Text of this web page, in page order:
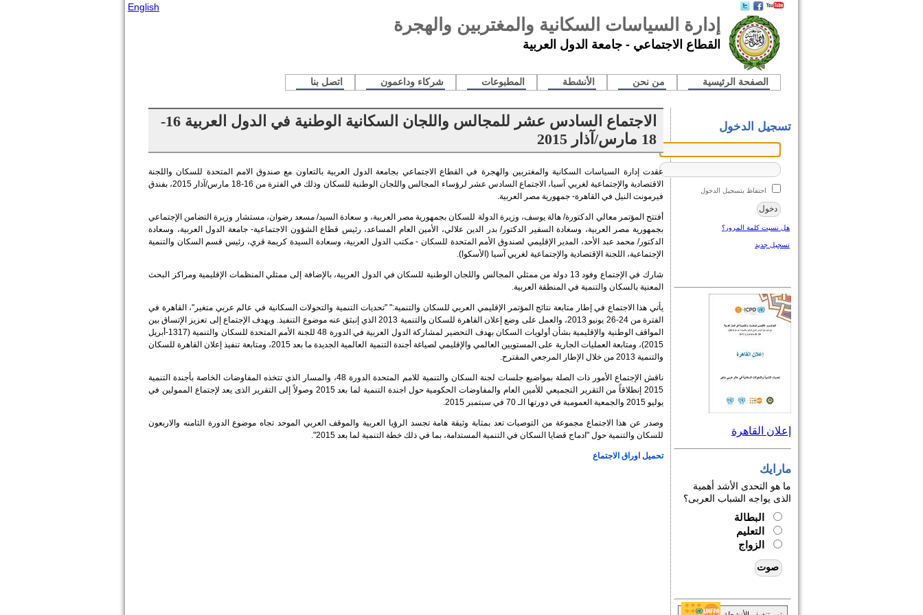
English
إدارة السياسات السكانية والمغتربين والهجرة
القطاع الاجتماعي - جامعة الدول العربية
الصفحة الرئيسية من نحن الأنشطة المطبوعات شركاء وداعمون اتصل بنا
تسجيل الدخول
احتفاظ بتسجيل الدخول
هل نسيت كلمة المرور؟
تسجيل جديد
إعلان القاهرة
مارايك
ما هو التحدى الأشد أهمية
الذى يواجه الشباب العربى؟
البطالة
التعليم
الزواج
الاجتماع السادس عشر للمجالس واللجان السكانية الوطنية في الدول العربية 16-
18 مارس/آذار 2015
عقدت إدارة السياسات السكانية والمغتربين والهجرة في القطاع الاجتماعي بجامعة الدول العربية بالتعاون مع صندوق الامم المتحدة للسكان واللجنة
الاقتصادية والإجتماعية لغربي آسيا، الاجتماع السادس عشر لرؤساء المجالس واللجان الوطنية للسكان وذلك في الفترة من 16-18 مارس/آذار 2015، بفندق
فيرمونت النيل في القاهرة- جمهورية مصر العربية.
أفتتح المؤتمر معالي الدكتورة/ هالة يوسف، وزيرة الدولة للسكان بجمهورية مصر العربية، و سعادة السيد/ مسعد رضوان، مستشار وزيرة التضامن الإجتماعي
بجمهورية مصر العربية، وسعادة السفير الدكتور/ بدر الدين علالي، الأمين العام المساعد، رئيس قطاع الشؤون الاجتماعية- جامعة الدول العربية، وسعادة
الدكتور/ محمد عبد الأحد، المدير الإقليمي لصندوق الأمم المتحدة للسكان - مكتب الدول العربية، وسعادة السيدة كريمة قري، رئيس قسم السكان والتنمية
الإجتماعية، اللجنة الإقتصادية والإجتماعية لغربي آسيا (الأسكوا).
شارك في الإجتماع وفود 13 دولة من ممثلي المجالس واللجان الوطنية للسكان في الدول العربية، بالإضافة إلى ممثلي المنظمات الإقليمية ومراكز البحث
المعنية بالسكان والتنمية في المنطقة العربية.
يأتي هذا الاجتماع في إطار متابعة نتائج المؤتمر الإقليمي العربي للسكان والتنمية:" "تحديات التنمية والتحولات السكانية في عالم عربي متغير"، القاهرة في
الفترة من 24-26 يونيو 2013، والعمل على وضع إعلان القاهرة للسكان والتنمية 2013 الذي إنبثق عنه موضوع التنفيذ. ويهدف الإجتماع إلى تعزيز الإتساق بين
المواقف الوطنية والإقليمية بشأن أولويات السكان بهدف التحضير لمشاركة الدول العربية في الدورة 48 للجنة الأمم المتحدة للسكان والتنمية (1317-أبريل
2015)، ومتابعة العمليات الجارية على المستويين العالمي والإقليمي لصياغة أجندة التنمية العالمية الجديدة ما بعد 2015، ومتابعة تنفيذ إعلان القاهرة للسكان
والتنمية 2013 من خلال الإطار المرجعي المقترح.
ناقش الإجتماع الأمور ذات الصلة بمواضيع جلسات لجنة السكان والتنمية للامم المتحدة الدورة 48، والمسار الذي تتخذه المفاوضات الخاصة بأجندة التنمية
2015 إنطلاقاً من التقرير التجميعي للأمين العام والمفاوضات الحكومية حول اجندة التنمية لما بعد 2015 وصولاً إلى التقرير الذى يعد لإجتماع الممولين في
يوليو 2015 والجمعية العمومية في دورتها الـ 70 في سبتمبر 2015.
وصدر عن هذا الاجتماع مجموعة من التوصيات تعد بمثابة وثيقة هامة تجسد الرؤيا العربية والموقف العربي الموحد تجاه موضوع الدورة الثامنه والاربعون
للسكان والتنمية حول "ادماج قضايا السكان في التنمية المستدامة، بما في ذلك خطة التنمية لما بعد 2015".
تحميل اوراق الاجتماع